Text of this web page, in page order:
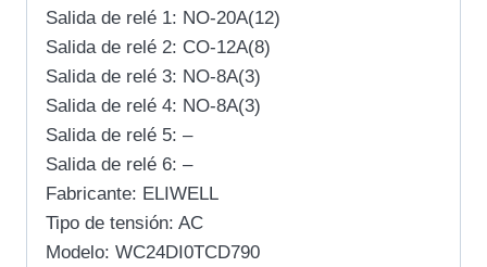
Salida de relé 1: NO-20A(12)
Salida de relé 2: CO-12A(8)
Salida de relé 3: NO-8A(3)
Salida de relé 4: NO-8A(3)
Salida de relé 5: –
Salida de relé 6: –
Fabricante: ELIWELL
Tipo de tensión: AC
Modelo: WC24DI0TCD790